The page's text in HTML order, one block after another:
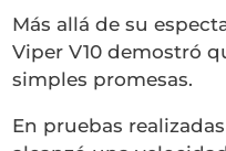
Más allá de su
Viper V10 demostró
simples promesas.
En pruebas